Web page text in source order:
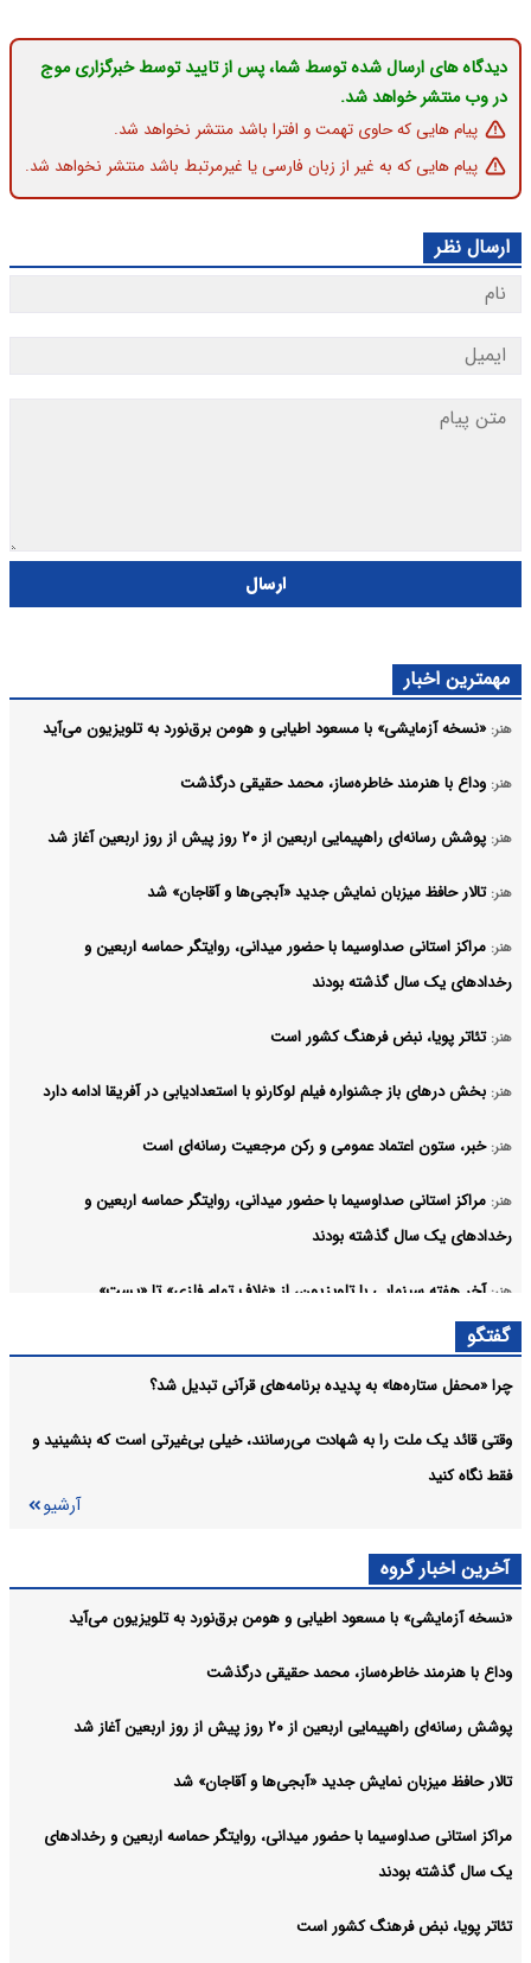
دیدگاه های ارسال شده توسط شما، پس از تایید توسط خبرگزاری موج
در وب منتشر خواهد شد.
پیام هایی که حاوی تهمت و افترا باشد منتشر نخواهد شد.
پیام هایی که به غیر از زبان فارسی یا غیرمرتبط باشد منتشر نخواهد شد.
ارسال نظر
ارسال
مهمترین اخبار
هنر: «نسخه آزمایشی» با مسعود اطیابی و هومن برق‌نورد به تلویزیون می‌آید
هنر: وداع با هنرمند خاطره‌ساز، محمد حقیقی درگذشت
هنر: پوشش رسانه‌ای راهپیمایی اربعین از ۲۰ روز پیش از روز اربعین آغاز شد
هنر: تالار حافظ میزبان نمایش جدید «آبجی‌ها و آقاجان» شد
هنر: مراکز استانی صداوسیما با حضور میدانی، روایتگر حماسه اربعین و
رخدادهای یک سال گذشته بودند
هنر: تئاتر پویا، نبض فرهنگ کشور است
هنر: بخش درهای باز جشنواره فیلم لوکارنو با استعدادیابی در آفریقا ادامه دارد
هنر: خبر، ستون اعتماد عمومی و رکن مرجعیت رسانه‌ای است
هنر: مراکز استانی صداوسیما با حضور میدانی، روایتگر حماسه اربعین و
رخدادهای یک سال گذشته بودند
هنر: آخر هفته سینمایی با تلویزیون، از «غلاف تمام فلزی» تا «پست»
گفتگو
چرا «محفل ستاره‌ها» به پدیده برنامه‌های قرآنی تبدیل شد؟
وقتی قائد یک ملت را به شهادت می‌رسانند، خیلی بی‌غیرتی است که بنشینید و
فقط نگاه کنید
آرشیو
آخرین اخبار گروه
«نسخه آزمایشی» با مسعود اطیابی و هومن برق‌نورد به تلویزیون می‌آید
وداع با هنرمند خاطره‌ساز، محمد حقیقی درگذشت
پوشش رسانه‌ای راهپیمایی اربعین از ۲۰ روز پیش از روز اربعین آغاز شد
تالار حافظ میزبان نمایش جدید «آبجی‌ها و آقاجان» شد
مراکز استانی صداوسیما با حضور میدانی، روایتگر حماسه اربعین و رخدادهای
یک سال گذشته بودند
تئاتر پویا، نبض فرهنگ کشور است